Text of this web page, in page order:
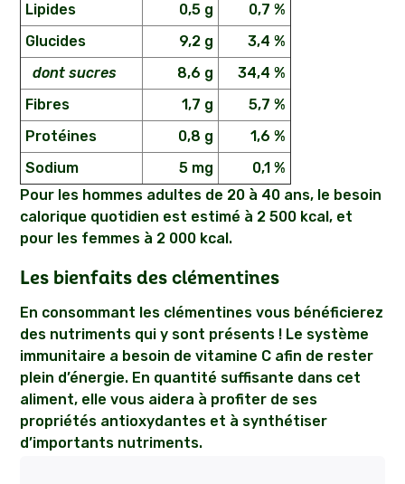
Lipides
0,5 g
0,7 %
Glucides
9,2 g
3,4 %
dont sucres
8,6 g
34,4 %
Fibres
1,7 g
5,7 %
Protéines
0,8 g
1,6 %
Sodium
5 mg
0,1 %
Pour les hommes adultes de 20 à 40 ans, le besoin
calorique quotidien est estimé à 2 500 kcal, et
pour les femmes à 2 000 kcal.
Les bienfaits des clémentines
En consommant les clémentines vous bénéficierez
des nutriments qui y sont présents ! Le système
immunitaire a besoin de vitamine C afin de rester
plein d’énergie. En quantité suffisante dans cet
aliment, elle vous aidera à profiter de ses
propriétés antioxydantes et à synthétiser
d’importants nutriments.